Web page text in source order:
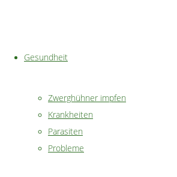
Gesundheit
Zwerghühner impfen
Krankheiten
Parasiten
Probleme
merken